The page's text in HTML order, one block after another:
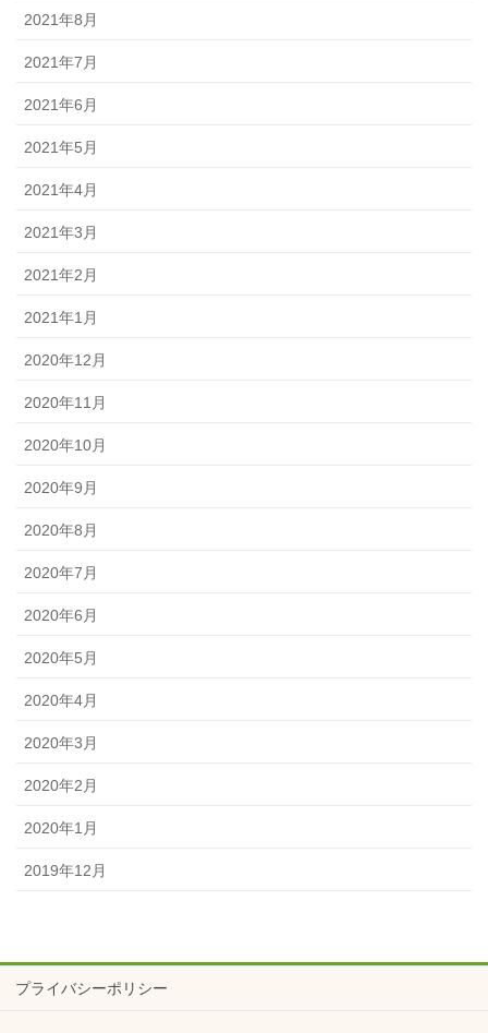
2021年8月
2021年7月
2021年6月
2021年5月
2021年4月
2021年3月
2021年2月
2021年1月
2020年12月
2020年11月
2020年10月
2020年9月
2020年8月
2020年7月
2020年6月
2020年5月
2020年4月
2020年3月
2020年2月
2020年1月
2019年12月
プライバシーポリシー